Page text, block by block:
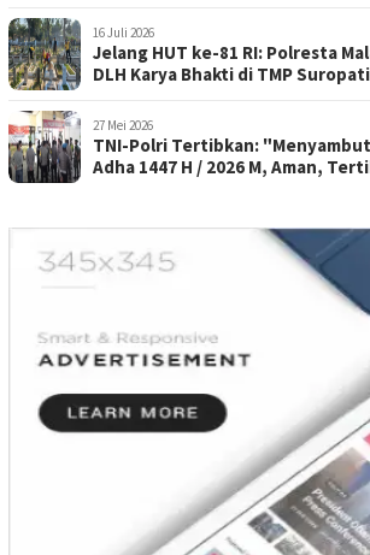
16 Juli 2026
Jelang HUT ke-81 RI: Polresta
DLH Karya Bhakti di TMP
27 Mei 2026
TNI-Polri Tertibkan:
Adha 1447 H / 2026 M, Aman,